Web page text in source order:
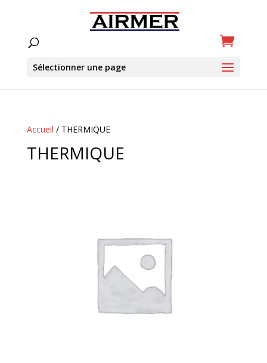
Sélectionner une page
Accueil / THERMIQUE
THERMIQUE